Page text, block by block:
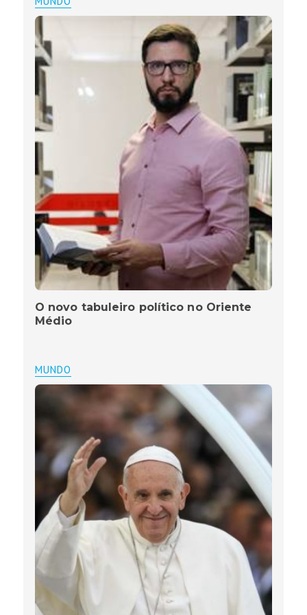
O novo tabuleiro político no Oriente
Médio
MUNDO